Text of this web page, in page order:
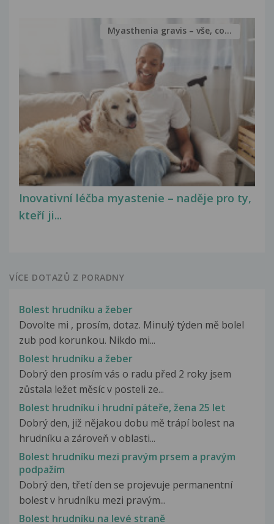
Inovativní léčba myastenie – naděje pro ty,
kteří ji...
Myasthenia gravis – vše, co...
VÍCE DOTAZŮ Z PORADNY
Bolest hrudníku a žeber
Dovolte mi , prosím, dotaz. Minulý týden mě bolel
zub pod korunkou. Nikdo mi...
Bolest hrudníku a žeber
Dobrý den prosím vás o radu před 2 roky jsem
zůstala ležet měsíc v posteli ze...
Bolest hrudníku i hrudní páteře, žena 25 let
Dobrý den, již nějakou dobu mě trápí bolest na
hrudníku a zároveň v oblasti...
Bolest hrudníku mezi pravým prsem a pravým
podpažím
Dobrý den, třetí den se projevuje permanentní
bolest v hrudníku mezi pravým...
Bolest hrudníku na levé straně